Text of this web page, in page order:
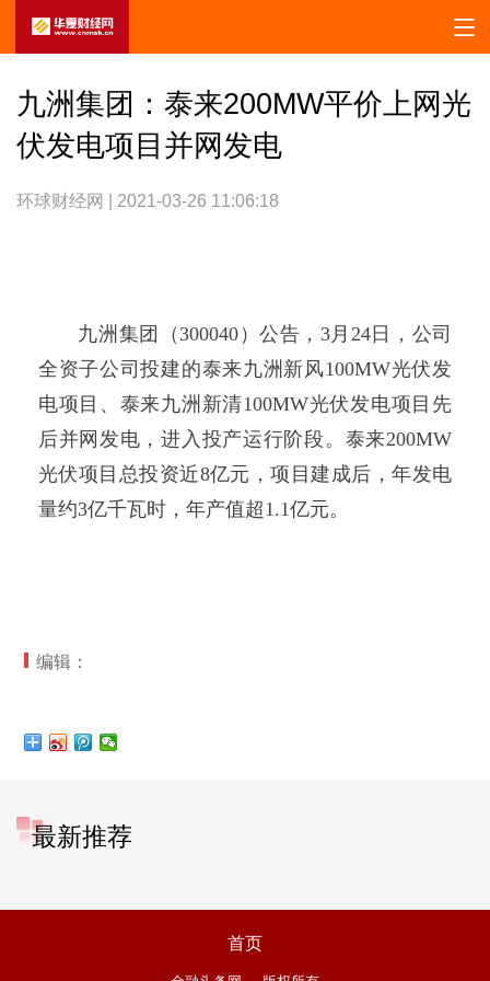
九洲集团：泰来200MW平价上网光
伏发电项目并网发电
环球财经网 | 2021-03-26 11:06:18
九洲集团（300040）公告，3月24日，公司
全资子公司投建的泰来九洲新风100MW光伏发
电项目、泰来九洲新清100MW光伏发电项目先
后并网发电，进入投产运行阶段。泰来200MW
光伏项目总投资近8亿元，项目建成后，年发电
量约3亿千瓦时，年产值超1.1亿元。
编辑：
最新推荐
首页